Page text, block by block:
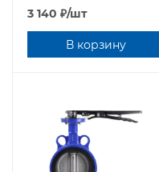
3 140 ₽/шт
В корзину